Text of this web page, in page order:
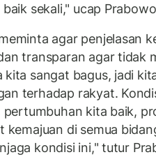
baik sekali," ucap
agar penjelasan
transparan agar tidak
kita sangat bagus, jadi
terhadap rakyat.
pertumbuhan kita baik,
kemajuan di semua
kondisi ini," tutur